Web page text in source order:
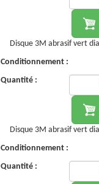
Disque 3M abrasif vert
Conditionnement :
Quantité :
Disque 3M abrasif vert
Conditionnement :
Quantité :